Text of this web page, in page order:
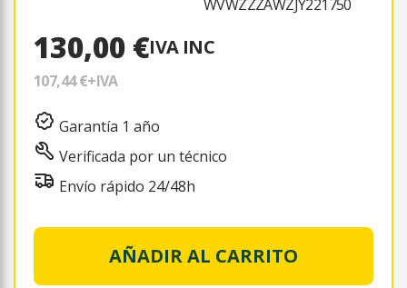
WVWZZZAWZJY221750
130,00 €IVA INC
107,44 €+IVA
Garantía 1 año
Verificada por un técnico
Envío rápido 24/48h
AÑADIR AL CARRITO